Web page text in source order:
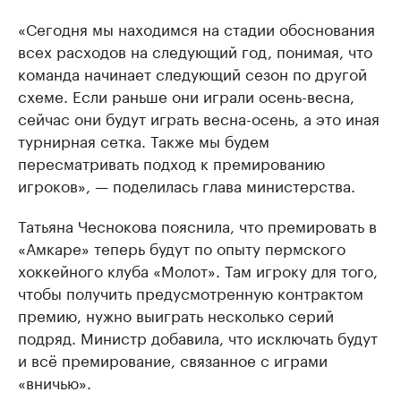
«Сегодня мы находимся на стадии обоснования
всех расходов на следующий год, понимая, что
команда начинает следующий сезон по другой
схеме. Если раньше они играли осень-весна,
сейчас они будут играть весна-осень, а это иная
турнирная сетка. Также мы будем
пересматривать подход к премированию
игроков», — поделилась глава министерства.
Татьяна Чеснокова пояснила, что премировать в
«Амкаре» теперь будут по опыту пермского
хоккейного клуба «Молот». Там игроку для того,
чтобы получить предусмотренную контрактом
премию, нужно выиграть несколько серий
подряд. Министр добавила, что исключать будут
и всё премирование, связанное с играми
«вничью».